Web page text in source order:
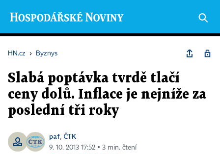
HN.cz › Byznys
Slabá poptávka tvrdě tlačí
ceny dolů. Inflace je nejníže za
poslední tři roky
paf, ČTK
9. 10. 2013 17:52 ▪ 3 min. čtení